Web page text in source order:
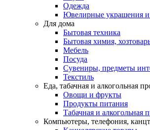
Одежда
Ювелирные украшения и
Для дома
Бытовая техника
Бытовая химия,
Мебель
Посуда
Сувениры, предметы
Текстиль
Еда, табачная и алкогольная
Овощи и фрукты
Продукты питания
Табачная и алкогольная
Компьютеры, телефония,